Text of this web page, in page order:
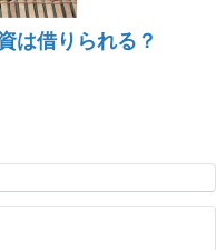
は借りられる？